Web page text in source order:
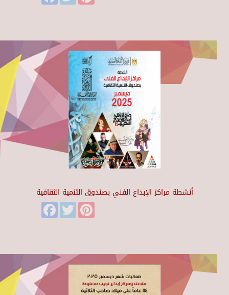
أنشطة مراكز الإبداع الفني بصندوق التنمية الثقافية
FacebookTwitter